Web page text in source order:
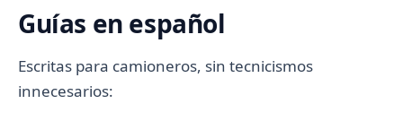
Guías en español
Escritas para camioneros, sin tecnicismos
innecesarios: